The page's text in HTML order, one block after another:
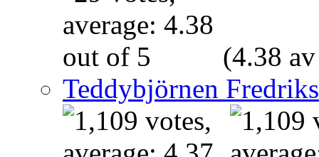
(4.38
Teddybjörnen